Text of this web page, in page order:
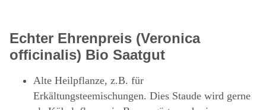
Echter Ehrenpreis (Veronica
officinalis) Bio Saatgut
Alte Heilpflanze, z.B. für
Erkältungsteemischungen. Dies Staude wird gerne